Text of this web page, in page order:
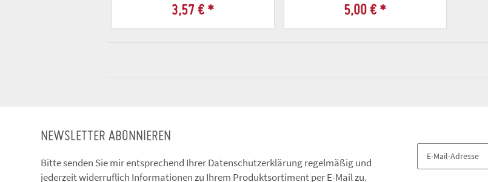
3,57 € *
5,00 € *
NEWSLETTER ABONNIEREN
Bitte senden Sie mir entsprechend IhrerDatenschutzerklärungregelmäßig und
jederzeit widerruflich Informationen zu Ihrem Produktsortiment per E-Mail zu.